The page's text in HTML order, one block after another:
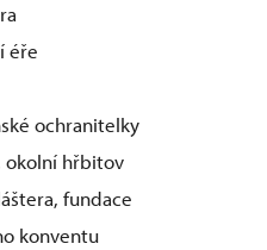
éře
ochranitelky
okolní hřbitov
fundace
konventu